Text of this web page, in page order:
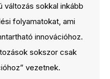
változás sokkal inkább
folyamatokat, ami
innovációhoz.
sokszor csak
vezetnek.